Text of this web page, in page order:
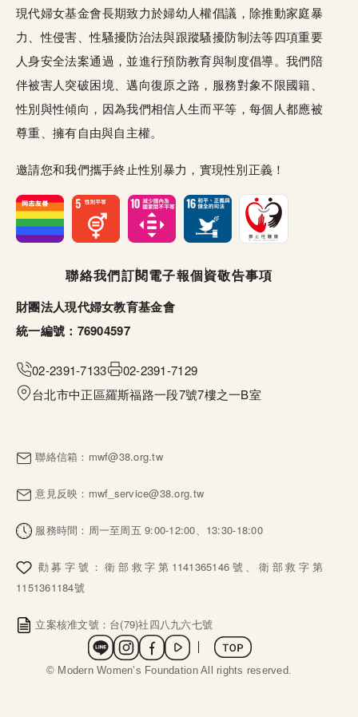
現代婦女基金會長期致力於婦幼人權倡議，除推動家庭暴
力、性侵害、性騷擾防治法與跟蹤騷擾防制法等四項重要
人身安全法案通過，並進行預防教育與制度倡導。我們陪
伴被害人突破困境、邁向復原之路，服務對象不限國籍、
性別與性傾向，因為我們相信人生而平等，每個人都應被
尊重、擁有自由與自主權。
邀請您和我們攜手終止性別暴力，實現性別正義！
聯絡我們訂閱電子報個資敬告事項
財團法人現代婦女教育基金會
統一編號：76904597
02-2391-7133
02-2391-7129
台北市中正區羅斯福路一段7號7樓之一B室
聯絡信箱： mwf@38.org.tw
意見反映： mwf_service@38.org.tw
服務時間：周一至周五 9:00-12:00、13:30-18:00
勸募字號：衛部救字第1141365146號、衛部救字第
1151361184號
立案核准文號：台(79)社四八九六七號
© Modern Women’s Foundation All rights reserved.